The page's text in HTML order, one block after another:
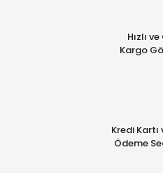
Hızlı
Kargo
Kredi
Ödeme